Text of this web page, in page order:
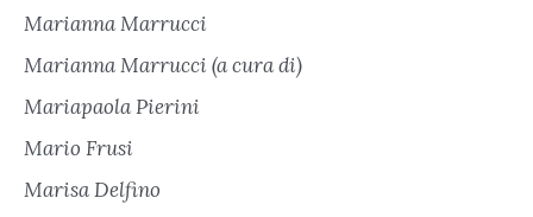
Marianna Marrucci
Marianna Marrucci (a cura di)
Mariapaola Pierini
Mario Frusi
Marisa Delfino